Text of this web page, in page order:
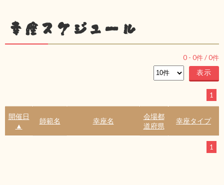
幸座スケジュール
0 - 0件 /0件
1
開催日
▲
師範名 幸座名
会場都
道府県
幸座タイプ
1